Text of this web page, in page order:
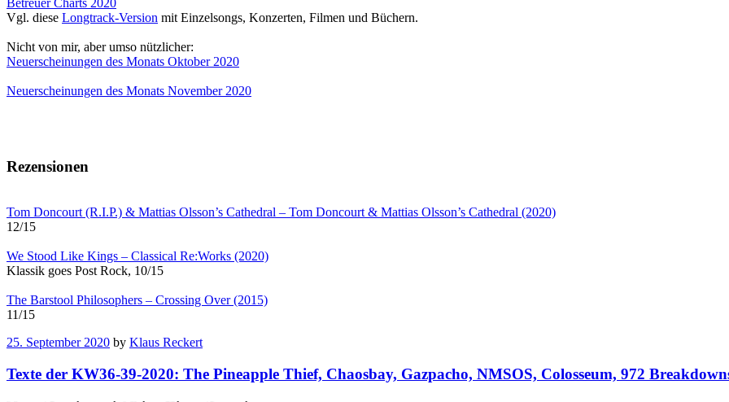
Betreuer Charts 2020
Vgl. diese Longtrack-Version mit Einzelsongs, Konzerten, Filmen und Büchern.
Nicht von mir, aber umso nützlicher:
Neuerscheinungen des Monats Oktober 2020
Neuerscheinungen des Monats November 2020
Rezensionen
Tom Doncourt (R.I.P.) & Mattias Olsson’s Cathedral – Tom Doncourt & Mattias Olsson’s Cathedral (2020)
12/15
We Stood Like Kings – Classical Re:Works (2020)
Klassik goes Post Rock, 10/15
The Barstool Philosophers – Crossing Over (2015)
11/15
25. September 2020 by Klaus Reckert
Texte der KW36-39-2020: The Pineapple Thief, Chaosbay, Gazpacho, NMSOS, Colosseum, 972